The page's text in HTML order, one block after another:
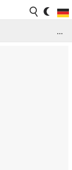
...